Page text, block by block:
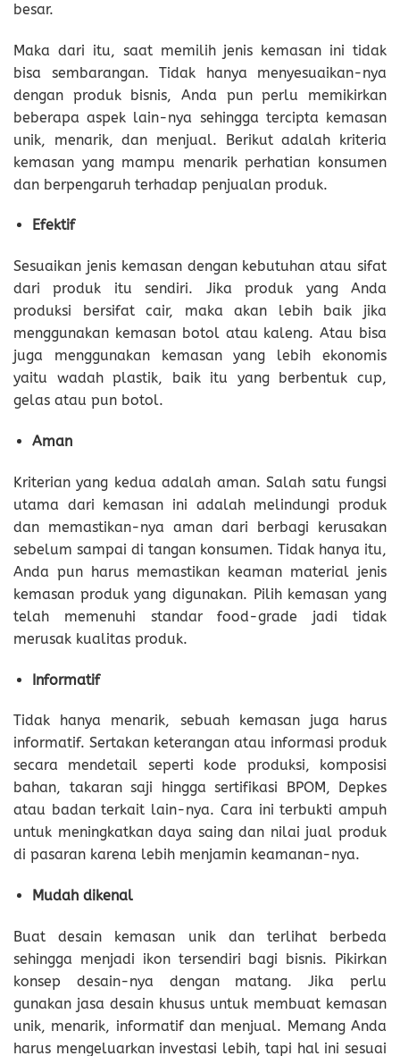
besar.
Maka dari itu, saat memilih jenis kemasan ini tidak
bisa sembarangan. Tidak hanya menyesuaikan-nya
dengan produk bisnis, Anda pun perlu memikirkan
beberapa aspek lain-nya sehingga tercipta kemasan
unik, menarik, dan menjual. Berikut adalah kriteria
kemasan yang mampu menarik perhatian konsumen
dan berpengaruh terhadap penjualan produk.
Efektif
Sesuaikan jenis kemasan dengan kebutuhan atau sifat
dari produk itu sendiri. Jika produk yang Anda
produksi bersifat cair, maka akan lebih baik jika
menggunakan kemasan botol atau kaleng. Atau bisa
juga menggunakan kemasan yang lebih ekonomis
yaitu wadah plastik, baik itu yang berbentuk cup,
gelas atau pun botol.
Aman
Kriterian yang kedua adalah aman. Salah satu fungsi
utama dari kemasan ini adalah melindungi produk
dan memastikan-nya aman dari berbagi kerusakan
sebelum sampai di tangan konsumen. Tidak hanya itu,
Anda pun harus memastikan keaman material jenis
kemasan produk yang digunakan. Pilih kemasan yang
telah memenuhi standar food-grade jadi tidak
merusak kualitas produk.
Informatif
Tidak hanya menarik, sebuah kemasan juga harus
informatif. Sertakan keterangan atau informasi produk
secara mendetail seperti kode produksi, komposisi
bahan, takaran saji hingga sertifikasi BPOM, Depkes
atau badan terkait lain-nya. Cara ini terbukti ampuh
untuk meningkatkan daya saing dan nilai jual produk
di pasaran karena lebih menjamin keamanan-nya.
Mudah dikenal
Buat desain kemasan unik dan terlihat berbeda
sehingga menjadi ikon tersendiri bagi bisnis. Pikirkan
konsep desain-nya dengan matang. Jika perlu
gunakan jasa desain khusus untuk membuat kemasan
unik, menarik, informatif dan menjual. Memang Anda
harus mengeluarkan investasi lebih, tapi hal ini sesuai